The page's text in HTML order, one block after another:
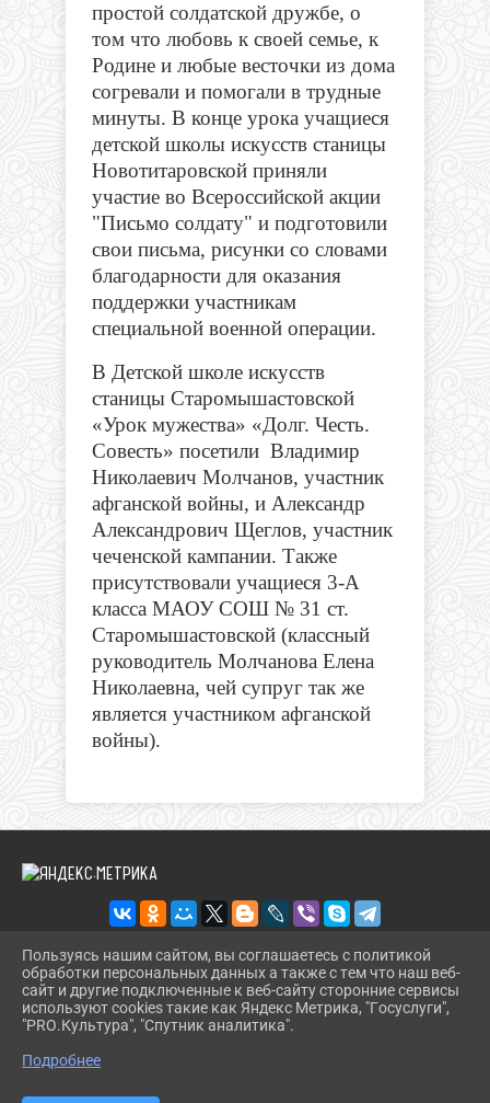
простой солдатской дружбе, о
том что любовь к своей семье, к
Родине и любые весточки из дома
согревали и помогали в трудные
минуты. В конце урока учащиеся
детской школы искусств станицы
Новотитаровской приняли
участие во Всероссийской акции
"Письмо солдату" и подготовили
свои письма, рисунки со словами
благодарности для оказания
поддержки участникам
специальной военной операции.
В Детской школе искусств
станицы Старомышастовской
«Урок мужества» «Долг. Честь.
Совесть» посетили Владимир
Николаевич Молчанов, участник
афганской войны, и Александр
Александрович Щеглов, участник
чеченской кампании. Также
присутствовали учащиеся 3-А
класса МАОУ СОШ № 31 ст.
Старомышастовской (классный
руководитель Молчанова Елена
Николаевна, чей супруг так же
является участником афганской
войны).
2026 Г. DINSKOIKULT.RU
ВХОД
КАРТА САЙТА
СДЕЛАНО НА KUBCMS
Пользуясь нашим сайтом, вы соглашаетесь с политикой
обработки персональных данных а также с тем что наш веб-
сайт и другие подключенные к веб-сайту сторонние сервисы
используют cookies такие как Яндекс Метрика, "Госуслуги",
"PRO.Культура", "Спутник аналитика".
Подробнее